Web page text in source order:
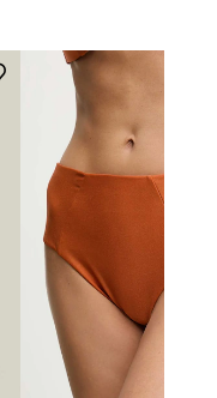
veličinu koju
lagano